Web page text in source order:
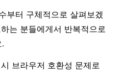
부터 구체적으로 살펴보겠
는 분들에게서 반복적으로
.
브라우저 호환성 문제로